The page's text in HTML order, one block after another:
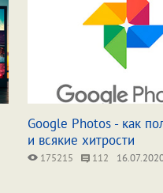
Google Photos - как
и всякие хитрости
175215 112